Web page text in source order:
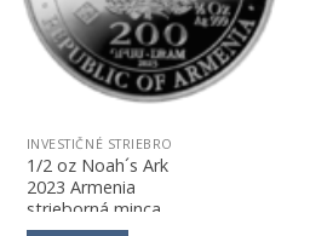
INVESTIČNÉ STRIEBRO
1/2 oz Noah´s Ark
2023 Armenia
strieborná minca